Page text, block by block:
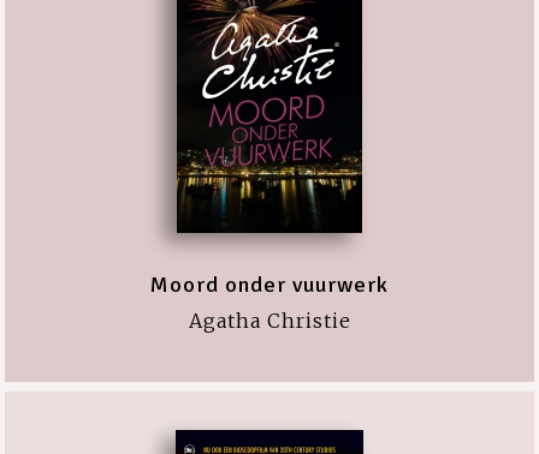
Moord onder vuurwerk
Agatha Christie